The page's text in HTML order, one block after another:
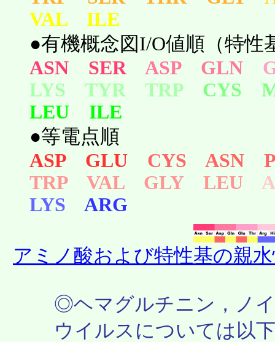
VAL ILE
●有機概念図I/O値順（特性
ASN SER
ASP GLN
LYS TYR TRP
CYS
LEU ILE
●等電点順
ASP GLU
CYS ASN
TRP VAL GLY LEU
LYS
ARG
アミノ酸および特性基の親
◎ヘマグルチニン，ノ
ウイルスについては以